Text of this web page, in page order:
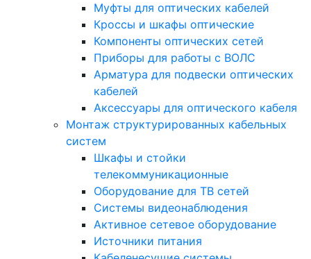
Муфты для оптических кабелей
Кроссы и шкафы оптические
Компоненты оптических сетей
Приборы для работы с ВОЛС
Арматура для подвески оптических
кабелей
Аксессуары для оптического кабеля
Монтаж структурированных кабельных
систем
Шкафы и стойки
телекоммуникационные
Оборудование для ТВ сетей
Системы видеонаблюдения
Активное сетевое оборудование
Источники питания